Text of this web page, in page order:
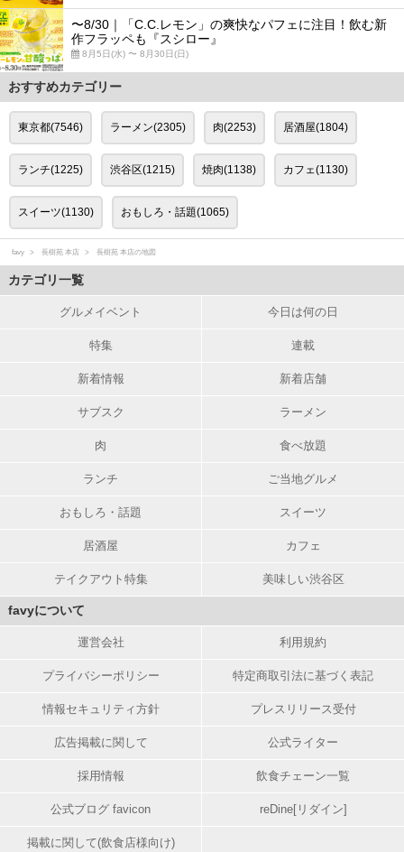
〜8/30｜「C.C.レモン」の爽快なパフェに注目！飲む新
作フラッペも『スシロー』
8月5日(水) 〜 8月30日(日)
おすすめカテゴリー
東京都(7546) ラーメン(2305) 肉(2253) 居酒屋(1804)
ランチ(1225) 渋谷区(1215) 焼肉(1138) カフェ(1130)
スイーツ(1130) おもしろ・話題(1065)
favy 長樹苑 本店 長樹苑 本店の地図
カテゴリ一覧
グルメイベント 今日は何の日
特集 連載
新着情報 新着店舗
サブスク ラーメン
肉 食べ放題
ランチ ご当地グルメ
おもしろ・話題 スイーツ
居酒屋 カフェ
テイクアウト特集 美味しい渋谷区
favyについて
運営会社 利用規約
プライバシーポリシー 特定商取引法に基づく表記
情報セキュリティ方針 プレスリリース受付
広告掲載に関して 公式ライター
採用情報 飲食チェーン一覧
公式ブログ favicon reDine[リダイン]
掲載に関して(飲食店様向け)